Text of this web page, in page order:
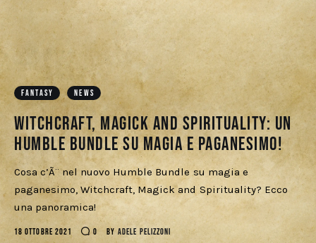
Cercatori
Download
FANTASY NEWS
Witchcraft, Magick and Spirituality: un
Humble Bundle su magia e paganesimo!
Cosa c’Ã¨ nel nuovo Humble Bundle su magia e
paganesimo, Witchcraft, Magick and Spirituality? Ecco
una panoramica!
18 OTTOBRE 2021 0 BY ADELE PELIZZONI